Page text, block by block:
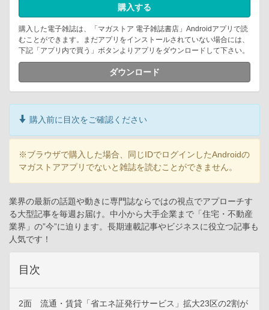
購入する
購入した電子雑誌は、「マガストア 電子雑誌書店」Androidアプリで読
むことができます。まだアプリをインストールされていない場合には、
下記「アプリ内で買う」ボタンよりアプリをダウンロードして下さい。
ダウンロード
購入前に目次をご確認ください
※ブラウザで購入した場合、同じIDでログインしたAndroidの
マガストアアプリでないと雑誌を読むことができません。
業界の最新の話題や動きに専門誌ならではの視点でアプローチす
る大型記事を毎週お届け。中小から大手企業まで「住宅・不動産
業界」の”今”に迫ります。長期連載記事やビジネスに役立つ記事も
人気です！
目次
2面 流通・賃貸「省エネ証発行サービス」拡大23区の2割が